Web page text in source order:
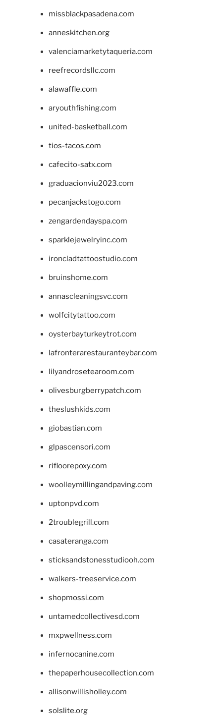
missblackpasadena.com
anneskitchen.org
valenciamarketytaqueria.com
reefrecordsllc.com
alawaffle.com
aryouthfishing.com
united-basketball.com
tios-tacos.com
cafecito-satx.com
graduacionviu2023.com
pecanjackstogo.com
zengardendayspa.com
sparklejewelryinc.com
ironcladtattoostudio.com
bruinshome.com
annascleaningsvc.com
wolfcitytattoo.com
oysterbayturkeytrot.com
lafronterarestauranteybar.com
lilyandrosetearoom.com
olivesburgberrypatch.com
theslushkids.com
giobastian.com
glpascensori.com
rifloorepoxy.com
woolleymillingandpaving.com
uptonpvd.com
2troublegrill.com
casateranga.com
sticksandstonesstudiooh.com
walkers-treeservice.com
shopmossi.com
untamedcollectivesd.com
mxpwellness.com
infernocanine.com
thepaperhousecollection.com
allisonwillisholley.com
solslite.org